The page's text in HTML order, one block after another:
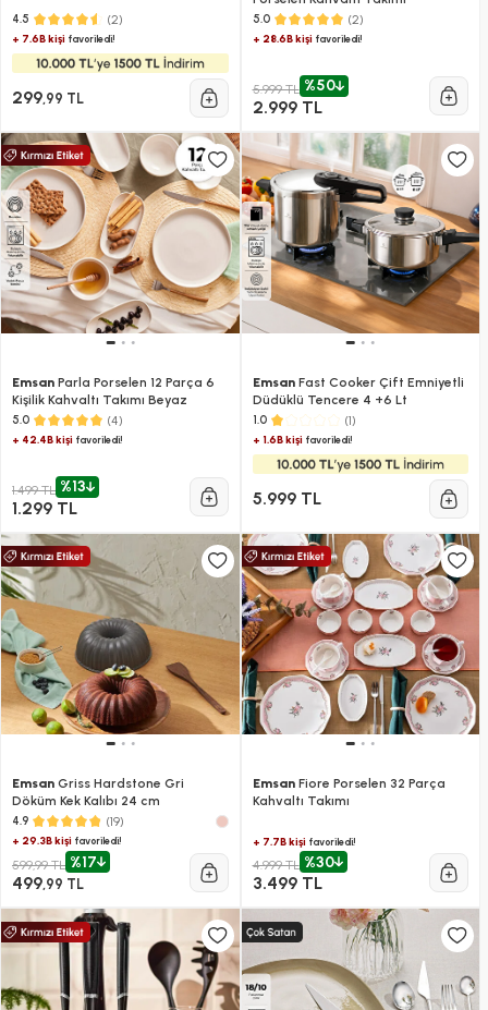
4.5 (2)
+ 7.6B kişi favoriledi!
299,99 TL
5.0 (2)
+ 28.6B kişifavoriledi!
5.999 TL %50
2.999 TL
Emsan Parla Porselen 12 Parça 6
Kişilik Kahvaltı Takımı Beyaz
5.0 (4)
+ 42.4B kişi favoriledi!
1.499 TL %13
1.299 TL
EmsanFast Cooker Çift Emniyetli
Düdüklü Tencere 4 +6 Lt
1.0 (1)
+ 1.6B kişifavoriledi!
5.999 TL
Emsan Griss Hardstone Gri
Döküm Kek Kalıbı 24 cm
4.9 (19)
+ 29.3B kişi favoriledi!
599,99 TL %17
499,99 TL
EmsanFiore Porselen 32 Parça
Kahvaltı Takımı
+ 7.7B kişifavoriledi!
4.999 TL %30
3.499 TL